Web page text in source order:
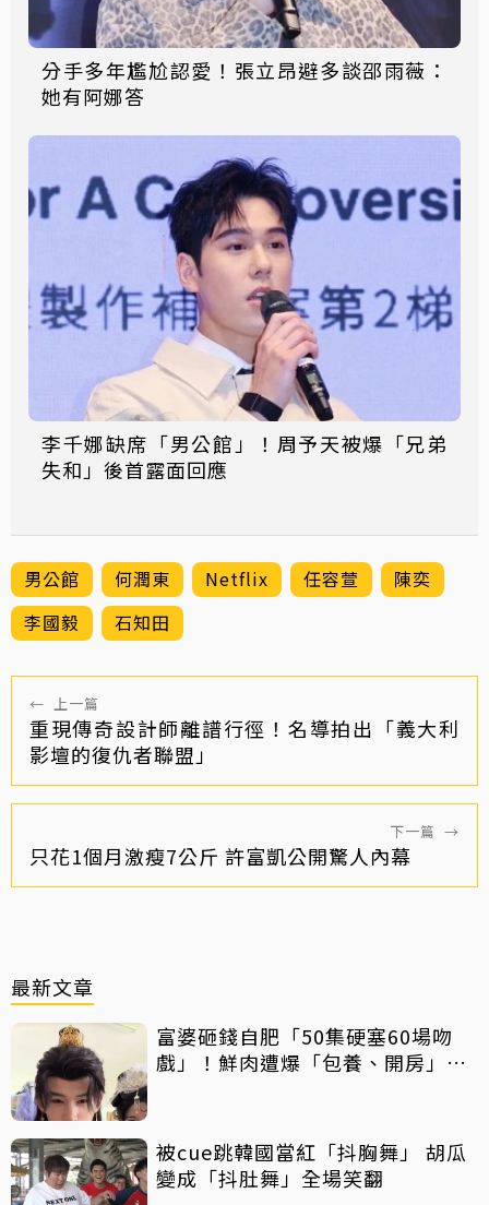
分手多年尷尬認愛！張立昂避多談邵雨薇：
她有阿娜答
李千娜缺席「男公館」！周予天被爆「兄弟
失和」後首露面回應
男公館 何潤東 Netflix 任容萱
陳奕
李國毅
石知田
← 上一篇
重現傳奇設計師離譜行徑！名導拍出「義大利
影壇的復仇者聯盟」
下一篇 →
只花1個月激瘦7公斤 許富凱公開驚人內幕
最新文章
富婆砸錢自肥「50集硬塞60場吻
戲」！鮮肉遭爆「包養、開房」全
被cue跳韓國當紅「抖胸舞」 胡瓜
變成「抖肚舞」全場笑翻